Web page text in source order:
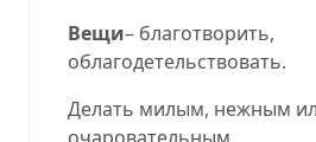
Вещи– благотворить,
облагодетельствовать.
Делать милым, нежным